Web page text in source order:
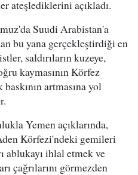
ateşlediklerini açıkladı.
Suudi Arabistan'a
bu yana gerçekleştirdiği en
saldırıların kuzeye,
kaymasının Körfez
artmasına yol
Yemen açıklarında,
Körfezi'ndeki gemileri
ablukayı ihlal etmek ve
çağrılarını görmezden